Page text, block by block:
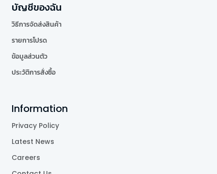
บัญชีของฉัน
วิธีการจัดส่งสินค้า
รายการโปรด
ข้อมูลส่วนตัว
ประวัติการสั่งซื้อ
Information
Privacy Policy
Latest News
Careers